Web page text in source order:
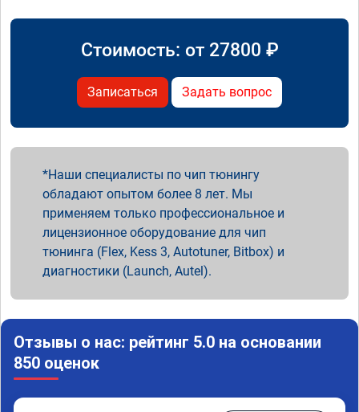
Стоимость: от 27800 ₽
Записаться Задать вопрос
Наши специалисты по чип тюнингу
обладают опытом более 8 лет. Мы
применяем только профессиональное и
лицензионное оборудование для чип
тюнинга (Flex, Kess 3, Autotuner, Bitbox) и
диагностики (Launch, Autel).
Отзывы о нас: рейтинг 5.0 на основании
850 оценок